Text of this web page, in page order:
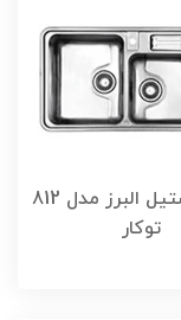
سینک استیل البرز مدل 812
توکار